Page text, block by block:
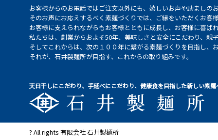
お客様からのお電話ではご注文以外にも、嬉しいお声や励まし
そのお声にお応えするべく素麺づくりでは、ご縁をいただくお
お客様に支えられながらもお客様とともに成長し、お客様に喜ば
私たちは、創業からおよそ50年、美味しさと安全にこだわり、
そしてこれからは、次の１００年に繋がる素麺づくりを目指し
それが、石井製麺所が目指す、これからの取り組みです。
天日干しにこだわり、手延べにこだわり、健康食を目指した新しい素麺
? All rights 有限会社 石井製麺所